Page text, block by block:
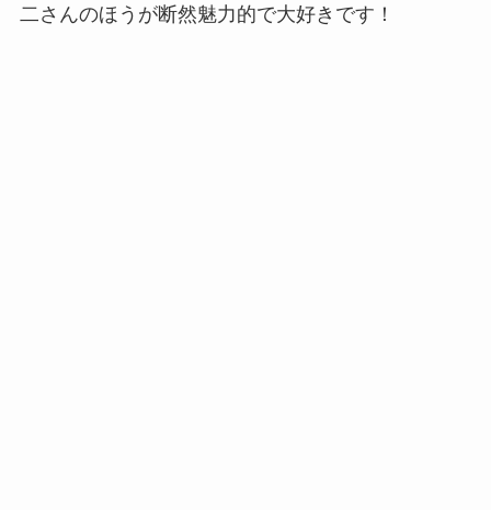
二さんのほうが断然魅力的で大好きです！